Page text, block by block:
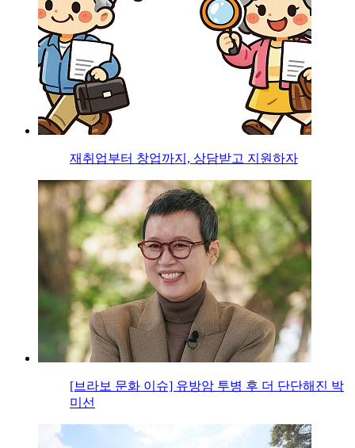
재취업부터 창업까지, 상담받고 지원하자
[브라보 문화 이슈] 유방암 투병 후 더 단단해진 박
미선